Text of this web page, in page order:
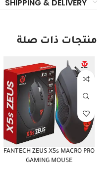
SHIPPING & DELIVERY
منتجات ذات صلة
FANTECH ZEUS X5s MACRO PRO
GAMING MOUSE